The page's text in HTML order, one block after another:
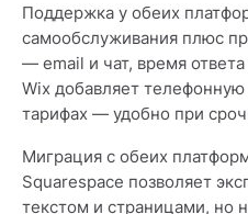
Поддержка у обеих
самообслуживания плюс
— email и чат, время
Wix добавляет
тарифах — удобно при
Миграция с обеих
Squarespace позволяет
текстом и страницами, но